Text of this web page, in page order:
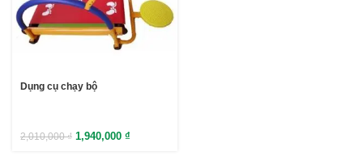
Dụng cụ chạy bộ
2,010,000₫ 1,940,000 ₫